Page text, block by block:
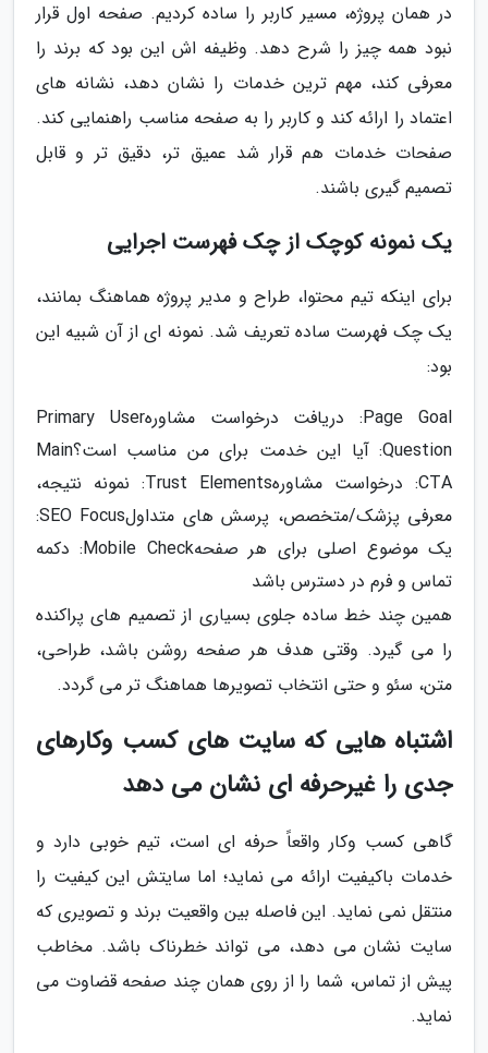
در همان پروژه، مسیر کاربر را ساده کردیم. صفحه اول قرار
نبود همه چیز را شرح دهد. وظیفه اش این بود که برند را
معرفی کند، مهم ترین خدمات را نشان دهد، نشانه های
اعتماد را ارائه کند و کاربر را به صفحه مناسب راهنمایی کند.
صفحات خدمات هم قرار شد عمیق تر، دقیق تر و قابل
تصمیم گیری باشند.
یک نمونه کوچک از چک فهرست اجرایی
برای اینکه تیم محتوا، طراح و مدیر پروژه هماهنگ بمانند،
یک چک فهرست ساده تعریف شد. نمونه ای از آن شبیه این
بود:
Page Goal: دریافت درخواست مشاورهPrimary User
Question: آیا این خدمت برای من مناسب است؟Main
CTA: درخواست مشاورهTrust Elements: نمونه نتیجه،
معرفی پزشک/متخصص، پرسش های متداولSEO Focus:
یک موضوع اصلی برای هر صفحهMobile Check: دکمه
تماس و فرم در دسترس باشد
همین چند خط ساده جلوی بسیاری از تصمیم های پراکنده
را می گیرد. وقتی هدف هر صفحه روشن باشد، طراحی،
متن، سئو و حتی انتخاب تصویرها هماهنگ تر می گردد.
اشتباه هایی که سایت های کسب وکارهای
جدی را غیرحرفه ای نشان می دهد
گاهی کسب وکار واقعاً حرفه ای است، تیم خوبی دارد و
خدمات باکیفیت ارائه می نماید؛ اما سایتش این کیفیت را
منتقل نمی نماید. این فاصله بین واقعیت برند و تصویری که
سایت نشان می دهد، می تواند خطرناک باشد. مخاطب
پیش از تماس، شما را از روی همان چند صفحه قضاوت می
نماید.